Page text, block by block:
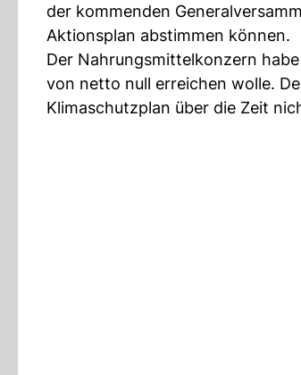
der kommenden
Aktionsplan abstimmen können.
Der Nahrungsmittelkonzern
von netto null erreichen wolle.
Klimaschutzplan über die Zeit